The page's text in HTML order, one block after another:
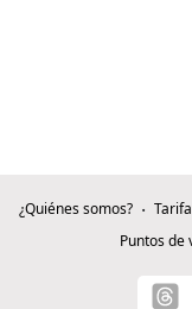
¿Quiénes somos?
Puntos de